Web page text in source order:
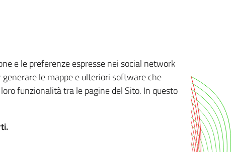
e le preferenze espresse nei social network
le mappe e ulteriori software che
funzionalità tra le pagine del Sito. In questo